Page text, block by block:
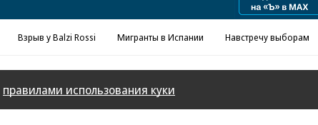
Взрыв у Balzi Rossi Мигранты в Испании Навстречу выборам
правилами использования куки